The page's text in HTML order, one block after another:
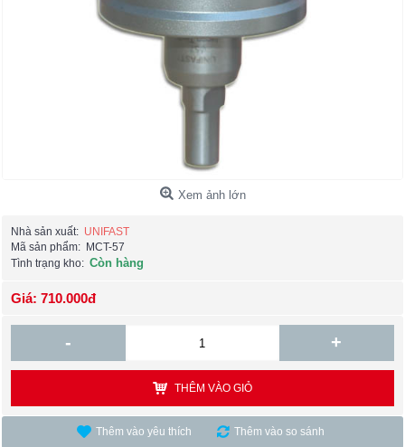
Xem ảnh lớn
Nhà sản xuất: UNIFAST
Mã sản phẩm: MCT-57
Tình trạng kho: Còn hàng
Giá: 710.000đ
- +
THÊM VÀO GIỎ
Thêm vào yêu thích Thêm vào so sánh